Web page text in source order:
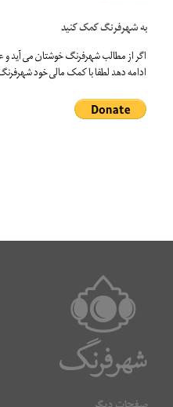
به شهرفرنگ کمک کنید
اگر از مطالب شهرفرنگ خوشتان می آید و
ادامه دهد لطفا با کمک مالی خود